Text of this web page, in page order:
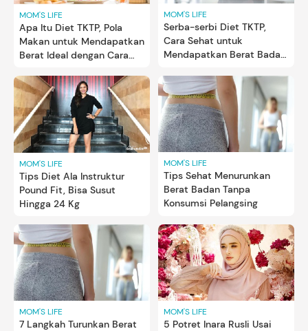
MOM'S LIFE
Apa Itu Diet TKTP, Pola
Makan untuk Mendapatkan
Berat Ideal dengan Cara
MOM'S LIFE
Serba-serbi Diet TKTP,
Cara Sehat untuk
Mendapatkan Berat Badan
MOM'S LIFE
Tips Diet Ala Instruktur
Pound Fit, Bisa Susut
Hingga 24 Kg
MOM'S LIFE
Tips Sehat Menurunkan
Berat Badan Tanpa
Konsumsi Pelangsing
MOM'S LIFE
7 Langkah Turunkan Berat
MOM'S LIFE
5 Potret Inara Rusli Usai